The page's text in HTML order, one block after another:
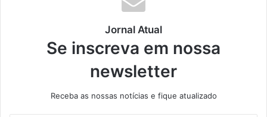
Jornal Atual
Se inscreva em nossa
newsletter
Receba as nossas notícias e fique atualizado